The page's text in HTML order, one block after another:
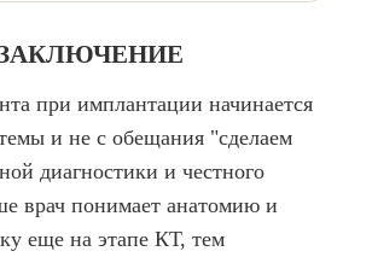
при имплантации начинается
и не с обещания "сделаем
диагностики и честного
врач понимает анатомию и
еще на этапе КТ, тем